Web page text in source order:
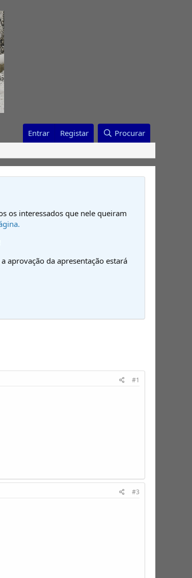
Entrar Registar Procurar
os interessados que nele queiram
aprovação da apresentação estará
#1
#3